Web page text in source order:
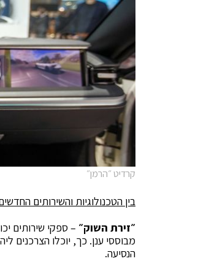
קרדיט ״הרמן״
בין הטכנולוגיות והשירותים
״זירת השוק״ – ספקי שירותים
מבוססי ענן. כך, יוכלו הצרכנים
הנסיעה.